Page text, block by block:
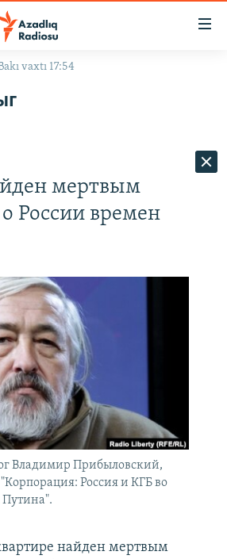
KITABXANASI
STANDARTLARIMIZ
vaxtı 17:54
мертвым
России времен
Владимир Прибыловский,
Россия и КГБ во
Путина".
найден мертвым